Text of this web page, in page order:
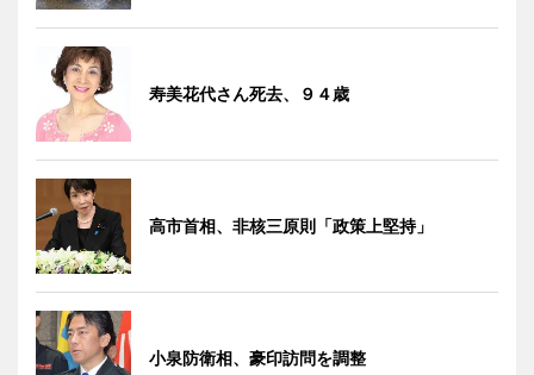
寿美花代さん死去、９４歳
高市首相、非核三原則「政策上堅持」
小泉防衛相、豪印訪問を調整